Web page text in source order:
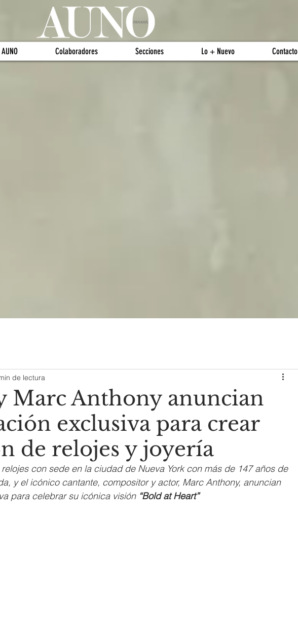
Colaboradores Secciones Lo + Nuevo Contacto
Marc Anthony anuncian
exclusiva para crear
de relojes y joyería
de lectura
con sede en la ciudad de Nueva York con más de 147 años de
y el icónico cantante, compositor y actor, Marc Anthony, anuncian
para celebrar su icónica visión “Bold at Heart”